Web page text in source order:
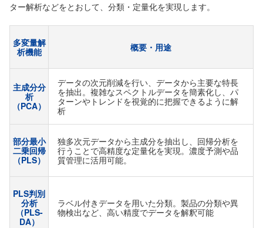
ター解析などをとおして、分類・定量化を実現します。
多変量解
析機能
概要・用途
主成分分
析
（PCA）
データの次元削減を行い、データから主要な特長
を抽出。複雑なスペクトルデータを簡素化し、パ
ターンやトレンドを視覚的に把握できるように解
析
部分最小
二乗回帰
（PLS）
独多次元データから主成分を抽出し、回帰分析を
行うことで高精度な定量化を実現。濃度予測や品
質管理に活用可能。
PLS判別
分析
（PLS-
DA）
ラベル付きデータを用いた分類。製品の分類や異
物検出など、高い精度でデータを解釈可能